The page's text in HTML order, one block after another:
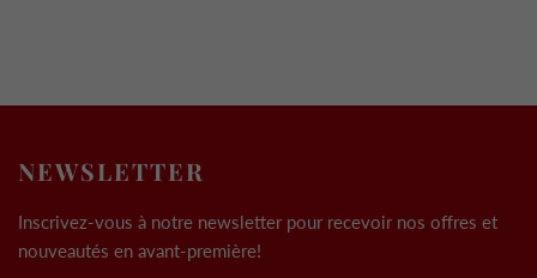
NEWSLETTER
Inscrivez-vous à notre newsletter pour recevoir nos offres et
nouveautés en avant-première!